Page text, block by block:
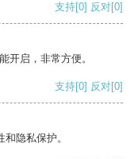
支持[0] 反对[0]
开启，非常方便。
支持[0] 反对[0]
隐私保护。